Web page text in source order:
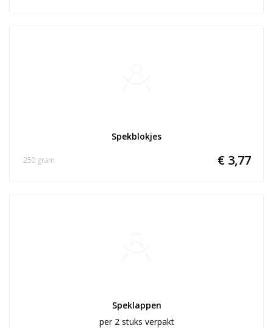
Spekblokjes
€ 3,77
250 gram
Speklappen
per 2 stuks verpakt